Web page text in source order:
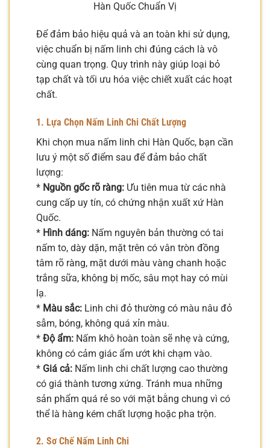
Hàn Quốc Chuẩn Vị
Để đảm bảo hiệu quả và an toàn khi sử dụng,
việc chuẩn bị nấm linh chi đúng cách là vô
cùng quan trọng. Quy trình này giúp loại bỏ
tạp chất và tối ưu hóa việc chiết xuất các hoạt
chất.
1. Lựa Chọn Nấm Linh Chi Chất Lượng
Khi chọn mua nấm linh chi Hàn Quốc, bạn cần
lưu ý một số điểm sau để đảm bảo chất
lượng:
* Nguồn gốc rõ ràng: Ưu tiên mua từ các nhà
cung cấp uy tín, có chứng nhận xuất xứ Hàn
Quốc.
* Hình dáng: Nấm nguyên bản thường có tai
nấm to, dày dặn, mặt trên có vân tròn đồng
tâm rõ ràng, mặt dưới màu vàng chanh hoặc
trắng sữa, không bị mốc, sâu mọt hay có mùi
lạ.
* Màu sắc: Linh chi đỏ thường có màu nâu đỏ
sẫm, bóng, không quá xỉn màu.
* Độ ẩm: Nấm khô hoàn toàn sẽ nhẹ và cứng,
không có cảm giác ẩm ướt khi chạm vào.
* Giá cả: Nấm linh chi chất lượng cao thường
có giá thành tương xứng. Tránh mua những
sản phẩm quá rẻ so với mặt bằng chung vì có
thể là hàng kém chất lượng hoặc pha trộn.
2. Sơ Chế Nấm Linh Chi